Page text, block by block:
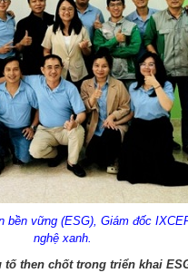
vững (ESG), Giám đốc
nghệ xanh.
then chốt trong triển khai